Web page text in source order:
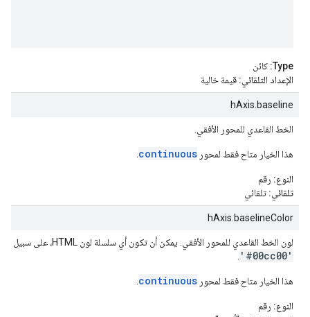
Type: كائن
الإعداد التلقائي: قيمة خالية
hAxis.baseline
الخط القاعدي للمحور الأفقي.
هذا الخيار متاح فقط لمحور continuous
النوع: رقم
تلقائي: تلقائي
hAxis.baselineColor
لون الخط القاعدي للمحور الأفقي. يمكن أن تكون أي سلسلة لون HTML، على سبيل المثال:
'#00cc00'
هذا الخيار متاح فقط لمحور continuous
النوع: رقم